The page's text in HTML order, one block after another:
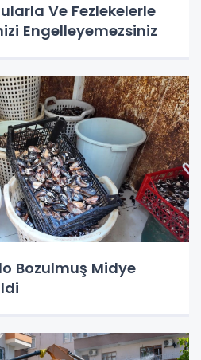
Ve Fezlekelerle
Engelleyemezsiniz
Bozulmuş Midye